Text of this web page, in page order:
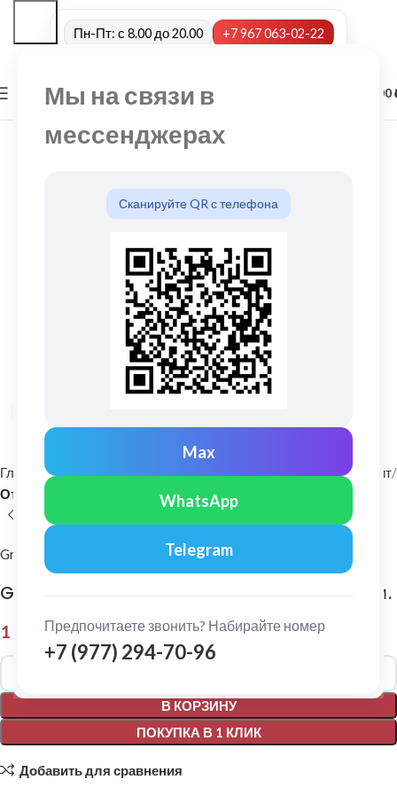
Мы на связи в
мессенджерах
Сканируйте QR с телефона
Max
WhatsApp
Telegram
Предпочитаете звонить? Набирайте номер
+7 (977) 294-70-96
Пн-Пт: с 8.00 до 20.00 +7 967 063-02-22
МЕНЮ 0,00
Главная Фасадные материалы Металлический сайдинг и софит
Отлив
Grand Line
Grand Line: Отлив простой 70 Ре 0,45 мм 3 м.
1 188,00₽
В КОРЗИНУ
ПОКУПКА В 1 КЛИК
Alternative:
Добавить для сравнения